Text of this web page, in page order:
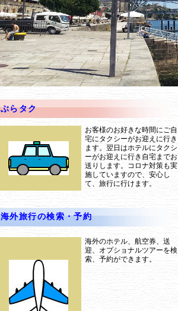
ぶらタク
お客様のお好きな時間にご自
宅にタクシーがお迎えに行き
ます。翌日はホテルにタクシ
ーがお迎えに行き自宅までお
送りします。コロナ対策も実
施していますので、安心し
て、旅行に行けます。
海外旅行の検索・予約
海外のホテル、航空券、送
迎、オプショナルツアーを検
索、予約ができます。